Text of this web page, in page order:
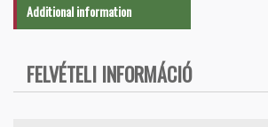
Additional information
FELVÉTELI INFORMÁCIÓ